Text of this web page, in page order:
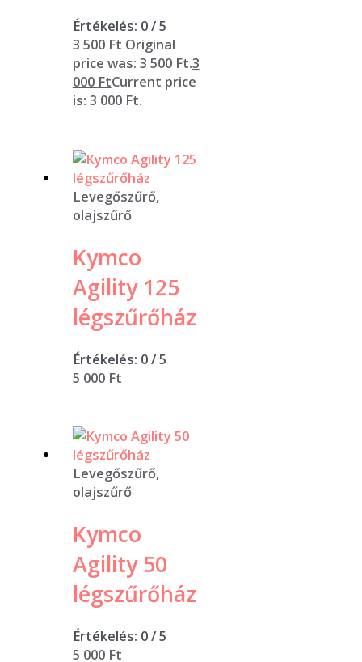
Értékelés: 0/ 5
3 500Ft Original
price was: 3 500 Ft.3
000 FtCurrent price
is: 3 000 Ft.
Levegőszűrő,
olajszűrő
Kymco
Agility 125
légszűrőház
Értékelés: 0/ 5
5 000 Ft
Levegőszűrő,
olajszűrő
Kymco
Agility 50
légszűrőház
Értékelés: 0/ 5
5 000 Ft